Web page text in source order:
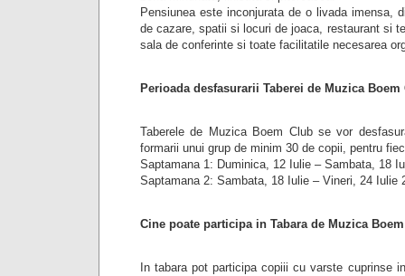
Pensiunea este inconjurata de o livada imensa,
de cazare, spatii si locuri de joaca, restaurant si
sala de conferinte si toate facilitatile necesarea
Perioada desfasurarii Taberei de Muzica Boem
Taberele de Muzica Boem Club se vor
formarii unui grup de minim 30 de copii, pentru
Saptamana 1: Duminica, 12 Iulie – Sambata, 18
Saptamana 2: Sambata, 18 Iulie – Vineri, 24 Iulie
Cine poate participa in Tabara de Muzica
In tabara pot participa copiii cu varste cuprinse